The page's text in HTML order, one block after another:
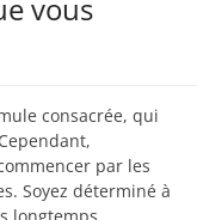
vous
consacrée, qui
par les
Soyez déterminé à
longtemps